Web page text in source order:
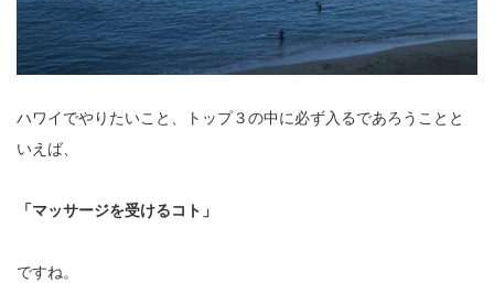
ハワイでやりたいこと、トップ３の中に必ず入るであろうことと
いえば、
「マッサージを受けるコト」
ですね。